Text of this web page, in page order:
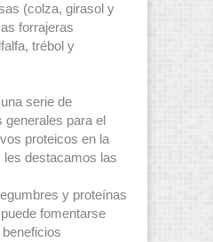
(colza, girasol y
forrajeras
trébol y
serie de
generales para el
proteicos en la
les destacamos las
y proteínas
fomentarse